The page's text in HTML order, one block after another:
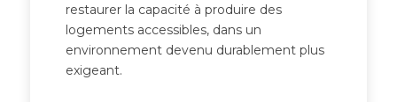
restaurer la capacité à produire des
logements accessibles, dans un
environnement devenu durablement plus
exigeant.